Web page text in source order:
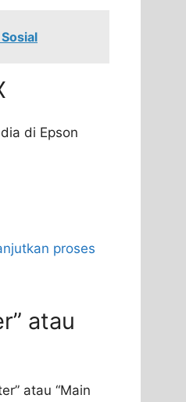
di Epson
proses
atau
atau “Main